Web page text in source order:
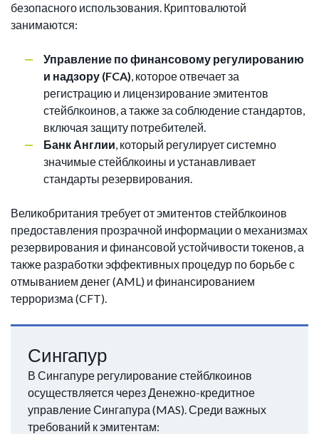
безопасного использования. Криптовалютой
занимаются:
Управление по финансовому регулированию
и надзору (FCA), которое отвечает за
регистрацию и лицензирование эмитентов
стейблкоинов, а также за соблюдение стандартов,
включая защиту потребителей.
Банк Англии, который регулирует системно
значимые стейблкоины и устанавливает
стандарты резервирования.
Великобритания требует от эмитентов стейблкоинов
предоставления прозрачной информации о механизмах
резервирования и финансовой устойчивости токенов, а
также разработки эффективных процедур по борьбе с
отмыванием денег (AML) и финансированием
терроризма (CFT).
Сингапур
В Сингапуре регулирование стейблкоинов
осуществляется через Денежно-кредитное
управление Сингапура (MAS). Среди важных
требований к эмитентам: